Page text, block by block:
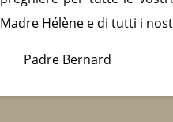
Madre Hélène e di tutti i
Padre Bernard